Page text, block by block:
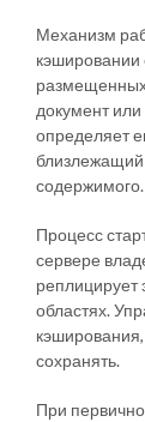
Механизм
кэшировании
размещенных
документ
определяет
близлежащий
содержимого.
Процесс
сервере
реплицирует
областях.
сохранять.
При